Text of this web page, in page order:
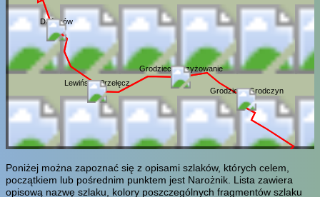
Dańczów
Grodziec / Grodczyn
Grodziec Skrzyżowanie
Lewińska Przełęcz
Poniżej można zapoznać się z opisami szlaków, których celem,
początkiem lub pośrednim punktem jest Narożnik. Lista zawiera
opisową nazwę szlaku, kolory poszczególnych fragmentów szlaku